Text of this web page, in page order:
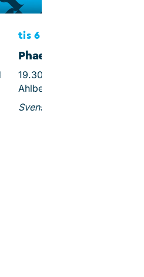
tis 6 okt
Phaeton Piano Trio
19.30, Ev. Kirche Seebad
Ahlbeck
Svensk briljans